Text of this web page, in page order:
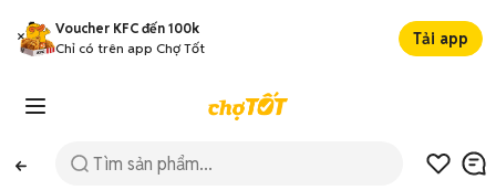
Voucher KFC đến 100k
Chỉ có trên app Chợ Tốt
Tải app